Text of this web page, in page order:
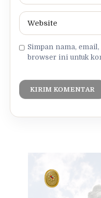
Simpan nama,
browser ini untuk